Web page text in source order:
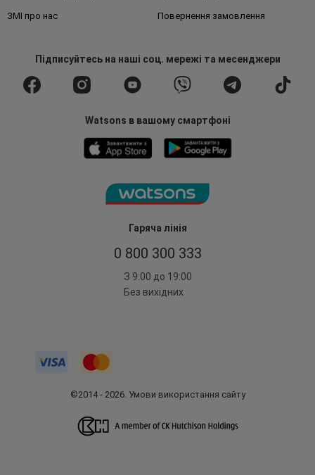
Гаряча лінія
0 800 300 333
З 9:00 до 19:00
Без вихідних
ЗМІ про нас Повернення замовлення
Підписуйтесьна наші соц. мережі та месенджери
Watsons в вашому смартфоні
©2014 - 2026. Умови використання сайту